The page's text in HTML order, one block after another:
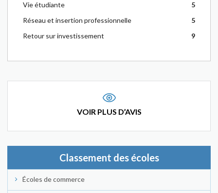
Vie étudiante
5
Réseau et insertion professionnelle
5
Retour sur investissement
9
VOIR PLUS D’AVIS
Classement des écoles
Écoles de commerce